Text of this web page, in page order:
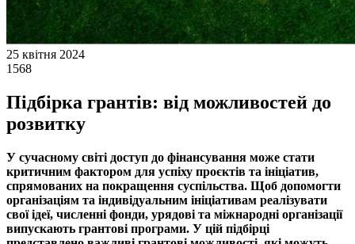
25 квітня 2024
1568
Підбірка грантів: від можливостей до
розвитку
У сучасному світі доступ до фінансування може стати
критичним фактором для успіху проєктів та ініціатив,
спрямованих на покращення суспільства. Щоб допомогти
організаціям та індивідуальним ініціативам реалізувати
свої ідеї, численні фонди, урядові та міжнародні організації
випускають грантові програми. У цій підбірці